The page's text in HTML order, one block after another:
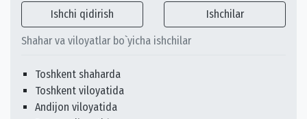
Ishchi qidirish Ishchilar
Shahar va viloyatlar bo`yicha ishchilar
Toshkent shaharda
Toshkent viloyatida
Andijon viloyatida